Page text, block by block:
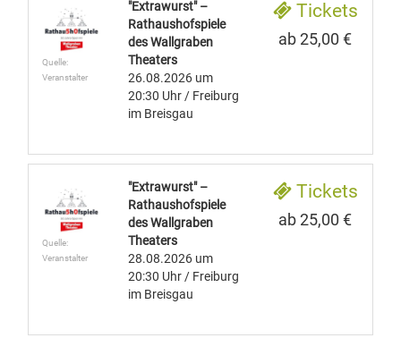
Quelle:
Veranstalter
"Extrawurst" –
Rathaushofspiele
des Wallgraben
Theaters
26.08.2026 um
20:30 Uhr / Freiburg
im Breisgau
Tickets
ab 25,00 €
Quelle:
Veranstalter
"Extrawurst" –
Rathaushofspiele
des Wallgraben
Theaters
28.08.2026 um
20:30 Uhr / Freiburg
im Breisgau
Tickets
ab 25,00 €